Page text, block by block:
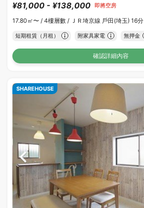
¥81,000 - ¥138,000 即將空房
17.80㎡〜 / 4樓層數 / ＪＲ埼京線 戶田(埼玉) 16分
短期租賃（月租） 附家具家電 無押金
確認詳細內容
SHAREHOUSE